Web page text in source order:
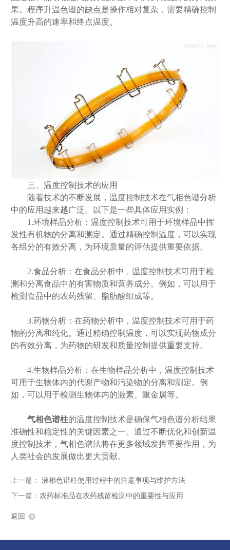
果。程序升温色谱的缺点是操作相对复杂，需要精确控制
温度升高的速率和终点温度。
三、温度控制技术的应用
随着技术的不断发展，温度控制技术在气相色谱分析
中的应用越来越广泛。以下是一些具体应用实例：
1.环境样品分析：温度控制技术可用于环境样品中挥
发性有机物的分离和测定。通过精确控制温度，可以实现
各组分的有效分离，为环境质量的评估提供重要依据。
2.食品分析：在食品分析中，温度控制技术可用于检
测和分离食品中的有害物质和营养成分。例如，可以用于
检测食品中的农药残留、脂肪酸组成等。
3.药物分析：在药物分析中，温度控制技术可用于药
物的分离和纯化。通过精确控制温度，可以实现药物成分
的有效分离，为药物的研发和质量控制提供重要支持。
4.生物样品分析：在生物样品分析中，温度控制技术
可用于生物体内的代谢产物和污染物的分离和测定。例
如，可以用于检测生物体内的激素、重金属等。
气相色谱柱的温度控制技术是确保气相色谱分析结果
准确性和稳定性的关键因素之一。通过不断优化和创新温
度控制技术，气相色谱法将在更多领域发挥重要作用，为
人类社会的发展做出更大贡献。
上一篇：液相色谱柱使用过程中的注意事项与维护方法
下一篇：农药标准品在农药残留检测中的重要性与应用
返回